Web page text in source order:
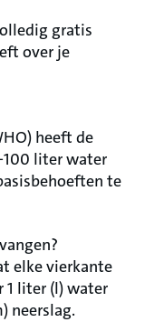
gratis
over je
heeft de
100 liter water
te
elke vierkante
1 liter (l) water
neerslag.